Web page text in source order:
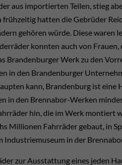
aus importierten Teilen, stieg
frühzeitig hatten die Gebrüder
gehören würde. Diese waren
konnten auch von
Brandenburger Werk zu den
in den Brandenburger
kann, Brandenburg ist
in den Brennabor-Werken
hin, die im Werk montiert
Millionen Fahrräder gebaut, in
Industriemuseum in der
zur Ausstattung eines jeden